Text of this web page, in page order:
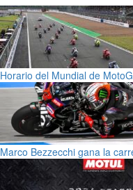
Horario del Mundial de
Marco Bezzecchi gana la